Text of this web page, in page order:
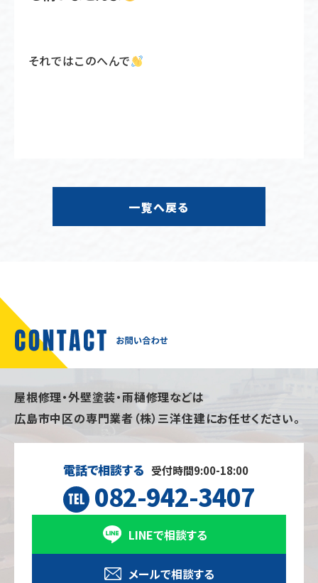
それではこのへんで
一覧へ戻る
屋根修理・外壁塗装・雨樋修理などは
広島市中区の専門業者（株）三洋住建にお任せください。
電話で相談する 受付時間9:00-18:00
082-942-3407
LINEで相談する
メールで相談する